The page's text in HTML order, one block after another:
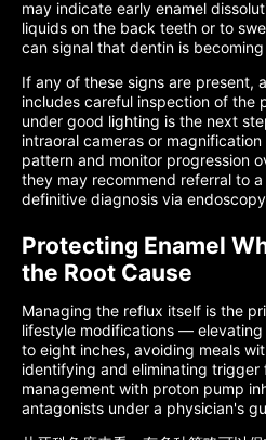
may indicate early enamel
liquids on the back teeth or to
can signal that dentin is
If any of these signs are present,
includes careful inspection of the
under good lighting is the next
intraoral cameras or
pattern and monitor progression
they may recommend referral to
definitive diagnosis via
Protecting Enamel
the Root Cause
Managing the reflux itself is the
lifestyle modifications —
to eight inches, avoiding meals
identifying and eliminating
management with proton pump
antagonists under a physician's